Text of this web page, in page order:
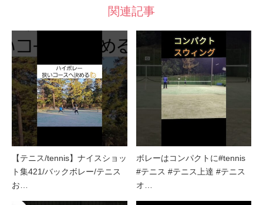
関連記事
【テニス/tennis】ナイスショッ
ト集421/バックボレー/テニス
お…
ボレーはコンパクトに#tennis
#テニス #テニス上達 #テニス
オ…